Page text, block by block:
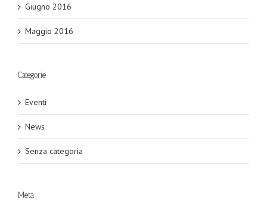
Giugno 2016
Maggio 2016
Categorie
Eventi
News
Senza categoria
Meta